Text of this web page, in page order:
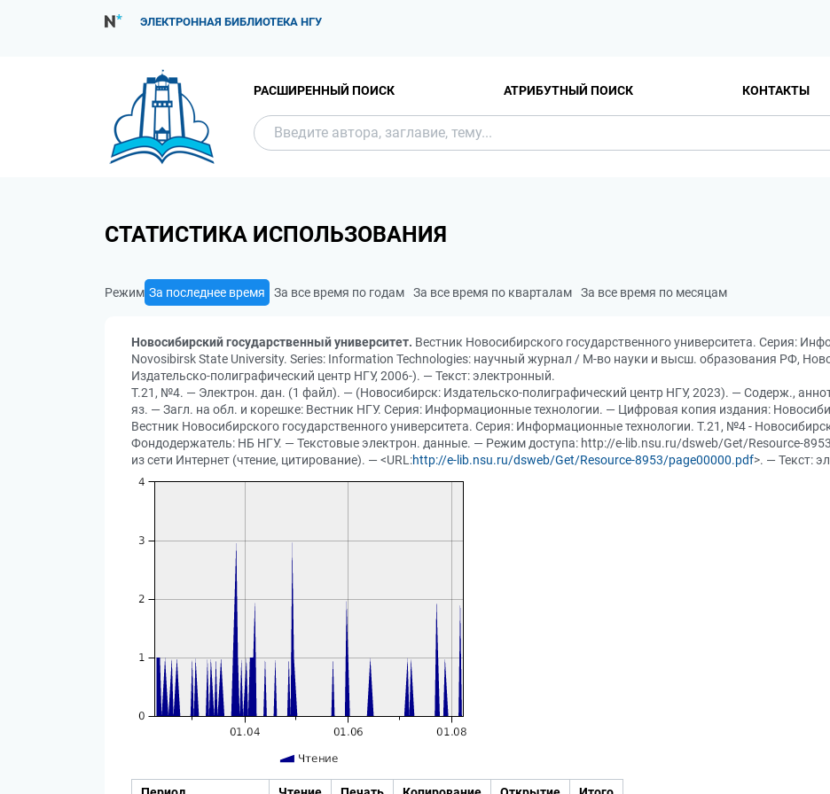
ЭЛЕКТРОННАЯ БИБЛИОТЕКА НГУ
РАСШИРЕННЫЙ ПОИСК АТРИБУТНЫЙ ПОИСК КОНТАКТЫ
СТАТИСТИКА ИСПОЛЬЗОВАНИЯ
Режим За последнее время За все время по годам За все время по кварталам За все время по месяцам
Новосибирский государственный университет. Вестник Новосибирского государственного университета. Серия:
Novosibirsk State University. Series: Information Technologies: научный журнал / М-во науки и высш. образования РФ,
Издательско-полиграфический центр НГУ, 2006-). — Текст: электронный.
Т.21, №4. — Электрон. дан. (1 файл). — (Новосибирск: Издательско-полиграфический центр НГУ, 2023). — Содерж.,
яз. — Загл. на обл. и корешке: Вестник НГУ. Серия: Информационные технологии. — Цифровая копия издания:
Вестник Новосибирского государственного университета. Серия: Информационные технологии. Т.21, №4 -
Фондодержатель: НБ НГУ. — Текстовые электрон. данные. — Режим доступа: http://e-lib.nsu.ru/dsweb/Get/Resource-
из сети Интернет (чтение, цитирование). — <URL:http://e-lib.nsu.ru/dsweb/Get/Resource-8953/page00000.pdf>. — Текст: